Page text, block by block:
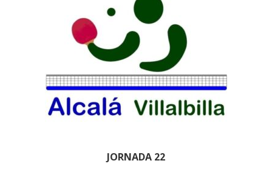
JORNADA 22